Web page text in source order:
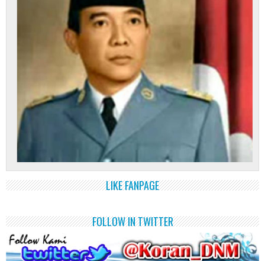
LIKE FANPAGE
FOLLOW IN TWITTER